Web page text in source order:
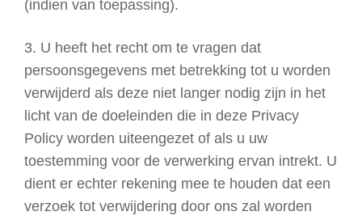
(indien van toepassing).
3. U heeft het recht om te vragen dat
persoonsgegevens met betrekking tot u worden
verwijderd als deze niet langer nodig zijn in het
licht van de doeleinden die in deze Privacy
Policy worden uiteengezet of als u uw
toestemming voor de verwerking ervan intrekt. U
dient er echter rekening mee te houden dat een
verzoek tot verwijdering door ons zal worden